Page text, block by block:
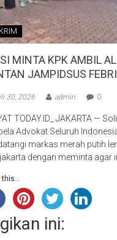
MINTA KPK AMBIL
JAMPIDSUS FEBRI
30, 2026 admin 0
TODAY.ID_ JAKARTA —
Advokat Seluruh
markas merah putih
dengan meminta agar
ini: